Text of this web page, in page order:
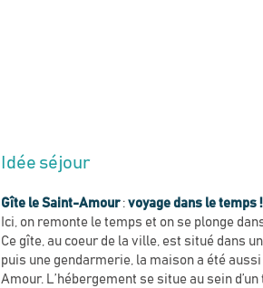
Idée séjour
Gîte le Saint-Amour:voyage dans le temps !
Ici, on remonte le temps et on se plonge
Ce gîte, au coeur de la ville, est situé dans
puis une gendarmerie, la maison a été
Amour. L’hébergement se situe au sein